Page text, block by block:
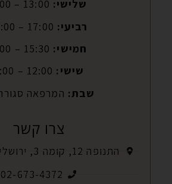
שלישי:
רביעי:
חמישי:
שישי:
שבת: המרפאה
צרו קשר
התנופה 12, קומה 3, ירושלים, 9342210
02-673-4372